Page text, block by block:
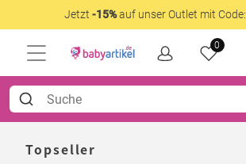
Jetzt -15%auf unser Outlet mit Code:
0
Topseller